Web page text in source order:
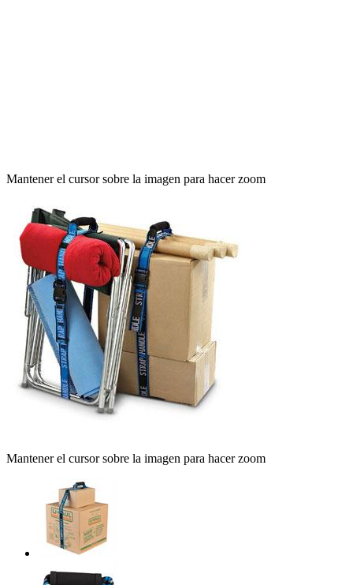
Mantener el cursor sobre la imagen para hacer zoom
Mantener el cursor sobre la imagen para hacer zoom